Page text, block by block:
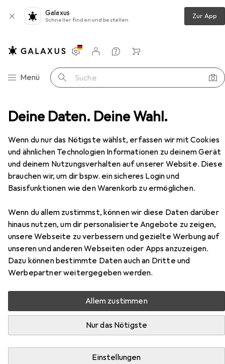
Deine Daten. Deine Wahl.
Wenn du nur das Nötigste wählst, erfassen wir mit Cookies
und ähnlichen Technologien Informationen zu deinem Gerät
und deinem Nutzungsverhalten auf unserer Website. Diese
brauchen wir, um dir bspw. ein sicheres Login und
Basisfunktionen wie den Warenkorb zu ermöglichen.
Wenn du allem zustimmst, können wir diese Daten darüber
hinaus nutzen, um dir personalisierte Angebote zu zeigen,
unsere Webseite zu verbessern und gezielte Werbung auf
unseren und anderen Webseiten oder Apps anzuzeigen.
Dazu können bestimmte Daten auch an Dritte und
Werbepartner weitergegeben werden.
Allem zustimmen
Nur das Nötigste
Einstellungen
Galaxus
Schneller finden und bestellen Zur App
Navigation nach Kategorien
Menü Suche
Einstellungen
Kundenkonto
Vergleichslisten
Merklisten
Warenkorb
Heimkino Sound Soundbar Lenco SB-080
Lenco SB-080
20 W, 2.1 Kanal
Zubehör für Lenco SB-080
Hier findest du passendes Zubehör zum Produkt Lenco
SB-080 aus der Kategorie Lautsprecher Ständer +
Wandmontage.
Relevanz
Produktliste
Lautsprecher Ständer + Wandmontage
EUR
54,99
VogelsSound 3550
1 Stk., Wandmontage, Höhenverstellbar, Schwenkbar